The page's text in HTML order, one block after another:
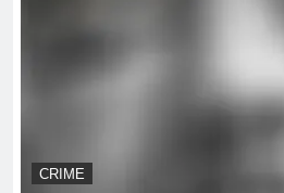
CRIME